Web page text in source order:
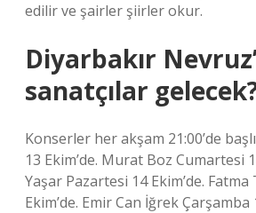
edilir ve şairler şiirler okur.
Diyarbakır
sanatçılar
Konserler her akşam 21:00’de
13 Ekim’de. Murat Boz Cumartesi
Yaşar Pazartesi 14 Ekim’de. Fatma
Ekim’de. Emir Can İğrek Çarşamba